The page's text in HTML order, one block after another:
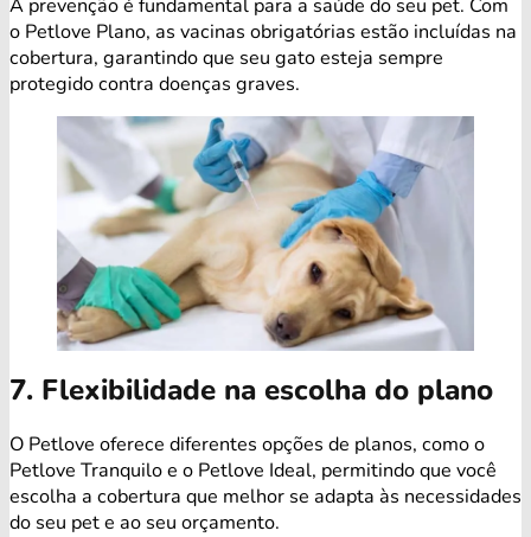
A prevenção é fundamental para a saúde do seu pet. Com
o Petlove Plano, as vacinas obrigatórias estão incluídas na
cobertura, garantindo que seu gato esteja sempre
protegido contra doenças graves.
7. Flexibilidade na escolha do plano
O Petlove oferece diferentes opções de planos, como o
Petlove Tranquilo e o Petlove Ideal, permitindo que você
escolha a cobertura que melhor se adapta às necessidades
do seu pet e ao seu orçamento.